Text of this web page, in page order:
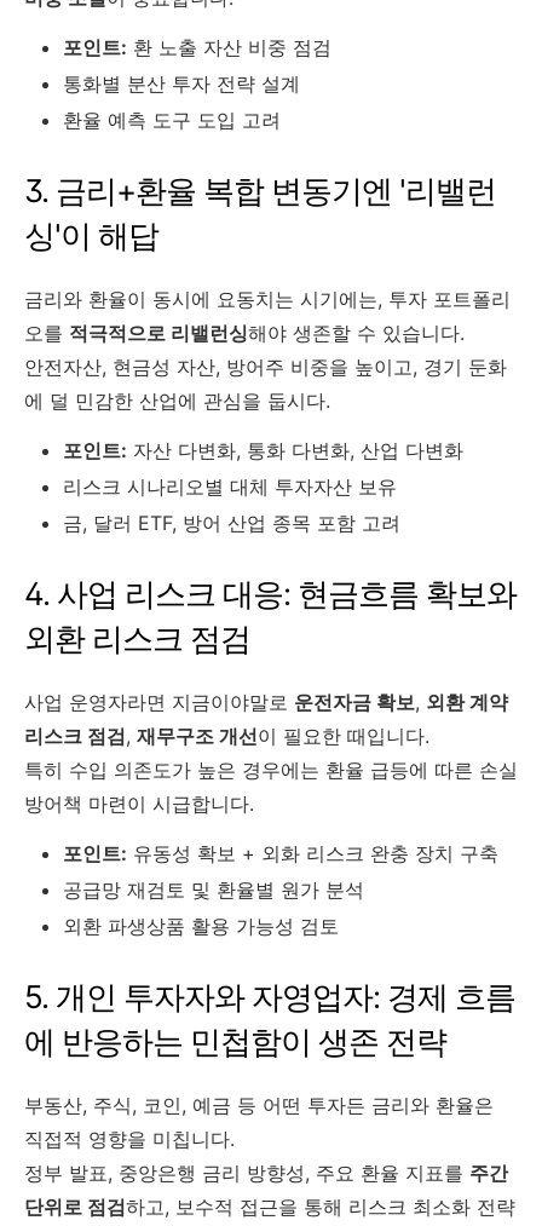
포인트: 환 노출 자산 비중 점검
통화별 분산 투자 전략 설계
환율 예측 도구 도입 고려
3. 금리+환율 복합 변동기엔 '리밸런
싱'이 해답
금리와 환율이 동시에 요동치는 시기에는, 투자 포트폴리
오를 적극적으로 리밸런싱해야 생존할 수 있습니다.
안전자산, 현금성 자산, 방어주 비중을 높이고, 경기 둔화
에 덜 민감한 산업에 관심을 둡시다.
포인트: 자산 다변화, 통화 다변화, 산업 다변화
리스크 시나리오별 대체 투자자산 보유
금, 달러 ETF, 방어 산업 종목 포함 고려
4. 사업 리스크 대응: 현금흐름 확보와
외환 리스크 점검
사업 운영자라면 지금이야말로 운전자금 확보, 외환 계약
리스크 점검, 재무구조 개선이 필요한 때입니다.
특히 수입 의존도가 높은 경우에는 환율 급등에 따른 손실
방어책 마련이 시급합니다.
포인트: 유동성 확보 + 외화 리스크 완충 장치 구축
공급망 재검토 및 환율별 원가 분석
외환 파생상품 활용 가능성 검토
5. 개인 투자자와 자영업자: 경제 흐름
에 반응하는 민첩함이 생존 전략
부동산, 주식, 코인, 예금 등 어떤 투자든 금리와 환율은
직접적 영향을 미칩니다.
정부 발표, 중앙은행 금리 방향성, 주요 환율 지표를 주간
단위로 점검하고, 보수적 접근을 통해 리스크 최소화 전략